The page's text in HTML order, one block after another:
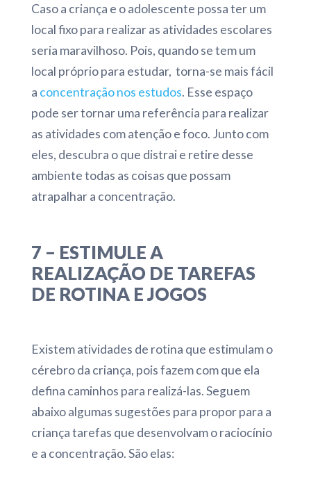
Caso a criança e o adolescente possa ter um
local fixo para realizar as atividades escolares
seria maravilhoso. Pois, quando se tem um
local próprio para estudar, torna-se mais fácil
a concentração nos estudos. Esse espaço
pode ser tornar uma referência para realizar
as atividades com atenção e foco. Junto com
eles, descubra o que distrai e retire desse
ambiente todas as coisas que possam
atrapalhar a concentração.
7 – ESTIMULE A
REALIZAÇÃO DE TAREFAS
DE ROTINA E JOGOS
Existem atividades de rotina que estimulam o
cérebro da criança, pois fazem com que ela
defina caminhos para realizá-las. Seguem
abaixo algumas sugestões para propor para a
criança tarefas que desenvolvam o raciocínio
e a concentração. São elas: